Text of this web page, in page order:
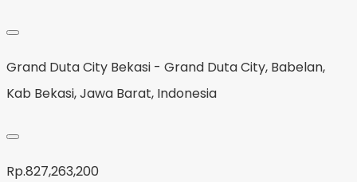
Grand Duta City Bekasi - Grand Duta City, Babelan,
Kab Bekasi, Jawa Barat, Indonesia
Rp.827,263,200